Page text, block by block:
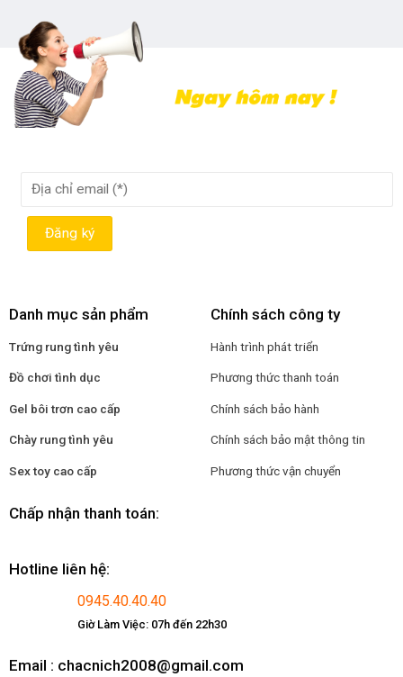
Danh mục sản phẩm
Trứng rung tình yêu
Đồ chơi tình dục
Gel bôi trơn cao cấp
Chày rung tình yêu
Sex toy cao cấp
Chính sách công ty
Hành trình phát triển
Phương thức thanh toán
Chính sách bảo hành
Chính sách bảo mật thông tin
Phương thức vận chuyển
Chấp nhận thanh toán:
Hotline liên hệ:
0945.40.40.40
Giờ Làm Việc: 07h đến 22h30
Email : chacnich2008@gmail.com